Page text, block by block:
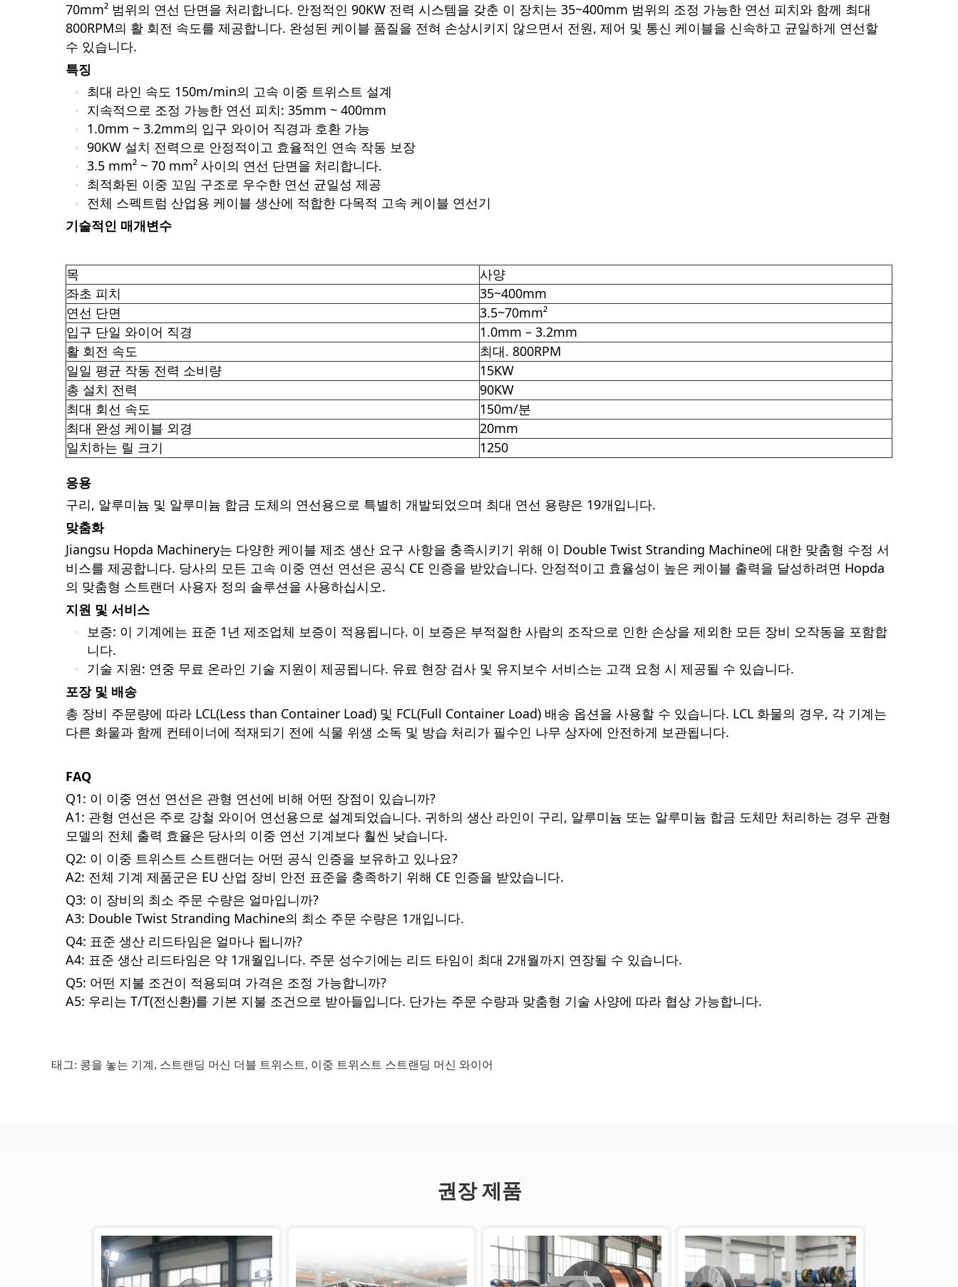
70mm² 범위의 연선 단면을 처리합니다. 안정적인 90KW 전력 시스템을 갖춘 이 장치는 35~400mm 범위의 조정 가능한 연선 피치와 함께 최대
800RPM의 활 회전 속도를 제공합니다. 완성된 케이블 품질을 전혀 손상시키지 않으면서 전원, 제어 및 통신 케이블을 신속하고 균일하게 연선할
수 있습니다.
특징
최대 라인 속도 150m/min의 고속 이중 트위스트 설계
지속적으로 조정 가능한 연선 피치: 35mm ~ 400mm
1.0mm ~ 3.2mm의 입구 와이어 직경과 호환 가능
90KW 설치 전력으로 안정적이고 효율적인 연속 작동 보장
3.5 mm² ~ 70 mm² 사이의 연선 단면을 처리합니다.
최적화된 이중 꼬임 구조로 우수한 연선 균일성 제공
전체 스펙트럼 산업용 케이블 생산에 적합한 다목적 고속 케이블 연선기
기술적인 매개변수
목
사양
좌초 피치
35~400mm
연선 단면
3.5~70mm²
입구 단일 와이어 직경
1.0mm – 3.2mm
활 회전 속도
최대. 800RPM
일일 평균 작동 전력 소비량
15KW
총 설치 전력
90KW
최대 회선 속도
150m/분
최대 완성 케이블 외경
20mm
일치하는 릴 크기
1250
응용
구리, 알루미늄 및 알루미늄 합금 도체의 연선용으로 특별히 개발되었으며 최대 연선 용량은 19개입니다.
맞춤화
Jiangsu Hopda Machinery는 다양한 케이블 제조 생산 요구 사항을 충족시키기 위해 이 Double Twist Stranding Machine에 대한 맞춤형 수정 서
비스를 제공합니다. 당사의 모든 고속 이중 연선 연선은 공식 CE 인증을 받았습니다. 안정적이고 효율성이 높은 케이블 출력을 달성하려면 Hopda
의 맞춤형 스트랜더 사용자 정의 솔루션을 사용하십시오.
지원 및 서비스
보증: 이 기계에는 표준 1년 제조업체 보증이 적용됩니다. 이 보증은 부적절한 사람의 조작으로 인한 손상을 제외한 모든 장비 오작동을 포함합
니다.
기술 지원: 연중 무료 온라인 기술 지원이 제공됩니다. 유료 현장 검사 및 유지보수 서비스는 고객 요청 시 제공될 수 있습니다.
포장 및 배송
총 장비 주문량에 따라 LCL(Less than Container Load) 및 FCL(Full Container Load) 배송 옵션을 사용할 수 있습니다. LCL 화물의 경우, 각 기계는
다른 화물과 함께 컨테이너에 적재되기 전에 식물 위생 소독 및 방습 처리가 필수인 나무 상자에 안전하게 보관됩니다.
FAQ
Q1: 이 이중 연선 연선은 관형 연선에 비해 어떤 장점이 있습니까?
A1: 관형 연선은 주로 강철 와이어 연선용으로 설계되었습니다. 귀하의 생산 라인이 구리, 알루미늄 또는 알루미늄 합금 도체만 처리하는 경우 관형
모델의 전체 출력 효율은 당사의 이중 연선 기계보다 훨씬 낮습니다.
Q2: 이 이중 트위스트 스트랜더는 어떤 공식 인증을 보유하고 있나요?
A2: 전체 기계 제품군은 EU 산업 장비 안전 표준을 충족하기 위해 CE 인증을 받았습니다.
Q3: 이 장비의 최소 주문 수량은 얼마입니까?
A3: Double Twist Stranding Machine의 최소 주문 수량은 1개입니다.
Q4: 표준 생산 리드타임은 얼마나 됩니까?
A4: 표준 생산 리드타임은 약 1개월입니다. 주문 성수기에는 리드 타임이 최대 2개월까지 연장될 수 있습니다.
Q5: 어떤 지불 조건이 적용되며 가격은 조정 가능합니까?
A5: 우리는 T/T(전신환)를 기본 지불 조건으로 받아들입니다. 단가는 주문 수량과 맞춤형 기술 사양에 따라 협상 가능합니다.
태그: 콩을 놓는 기계 , 스트랜딩 머신 더블 트위스트, 이중 트위스트 스트랜딩 머신 와이어
권장 제품